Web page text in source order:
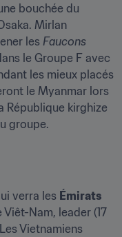
Mirlan
les Faucons
le Groupe F avec
les mieux placés
le Myanmar lors
République kirghize
groupe.
verra les Émirats
Nam, leader (17
Vietnamiens